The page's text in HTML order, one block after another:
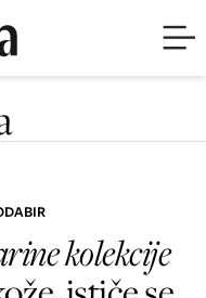
kolekcije